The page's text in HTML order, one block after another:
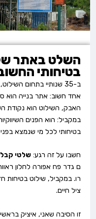
השלט באתר
בטיחותי
ב-35 שנותיי בתחום
אחד חשוב: אתר בנייה הוא
האבק, השילוט הוא נקודת
במקביל: הוא הפנים
בטיחותי לכל מי שנמצא בפנים.
חשבו על זה רגע:שלטי
ם גדר פח אפורה לחלון
רו. במקביל, שילוט בטיחות
ציל חיים.
זו הסיבה שאני, איציק